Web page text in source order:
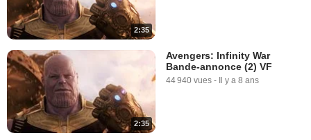
2:35
2:35
Avengers: Infinity War
Bande-annonce (2) VF
44 940 vues - Il y a 8 ans